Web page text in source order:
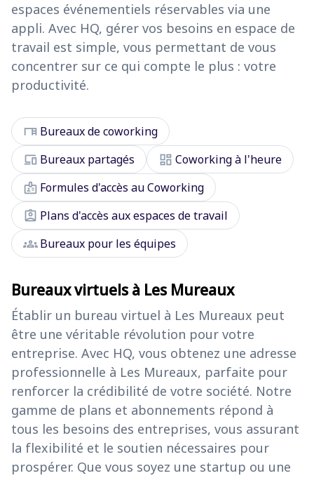
espaces événementiels réservables via une
appli. Avec HQ, gérer vos besoins en espace de
travail est simple, vous permettant de vous
concentrer sur ce qui compte le plus : votre
productivité.
desk Bureaux de coworking
devices Bureaux partagés dashboard Coworking à l'heure
badge Formules d'accès au Coworking
assignment_ind Plans d'accès aux espaces de travail
groupsBureaux pour les équipes
Bureaux virtuels à Les Mureaux
Établir un bureau virtuel à Les Mureaux peut
être une véritable révolution pour votre
entreprise. Avec HQ, vous obtenez une adresse
professionnelle à Les Mureaux, parfaite pour
renforcer la crédibilité de votre société. Notre
gamme de plans et abonnements répond à
tous les besoins des entreprises, vous assurant
la flexibilité et le soutien nécessaires pour
prospérer. Que vous soyez une startup ou une